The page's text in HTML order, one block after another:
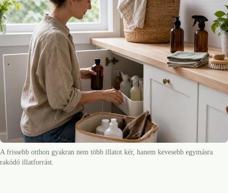
A frissebb otthon gyakran nem több illatot kér, hanem kevesebb egymásra
rakódó illatforrást.